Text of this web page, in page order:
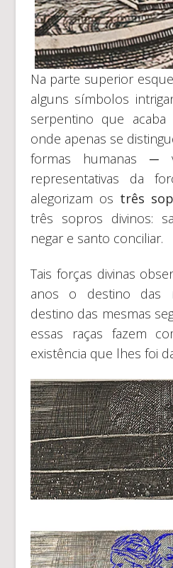
Na parte superior
alguns símbolos
serpentino que
onde apenas se
formas humanas
representativas da
alegorizam os três
três sopros divinos:
negar e santo conciliar.
Tais forças divinas
anos o destino das
destino das mesmas
essas raças fazem
existência que lhes foi